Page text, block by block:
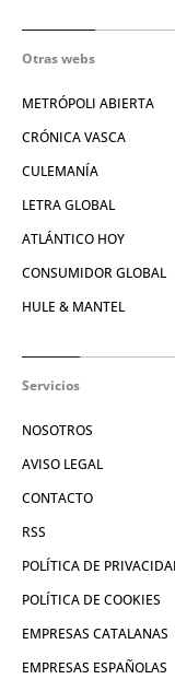
Otras webs
METRÓPOLI ABIERTA
CRÓNICA VASCA
CULEMANÍA
LETRA GLOBAL
ATLÁNTICO HOY
CONSUMIDOR GLOBAL
Servicios
NOSOTROS
AVISO LEGAL
CONTACTO
RSS
POLÍTICA DE PRIVACIDAD
POLÍTICA DE COOKIES
EMPRESAS CATALANAS